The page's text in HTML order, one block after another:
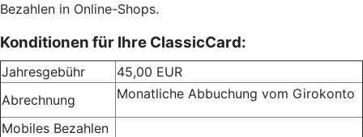
Bezahlen in Online-Shops.
Konditionen für Ihre ClassicCard:
Jahresgebühr
45,00 EUR
Abrechnung
Monatliche Abbuchung vom Girokonto
Mobiles Bezahlen